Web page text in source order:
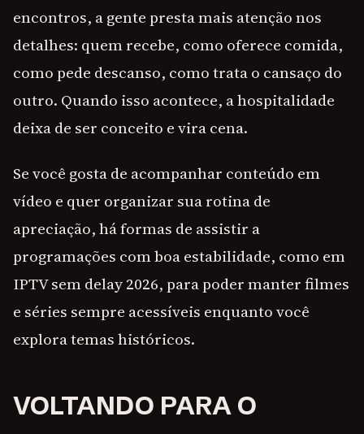
encontros, a gente presta mais atenção nos
detalhes: quem recebe, como oferece comida,
como pede descanso, como trata o cansaço do
outro. Quando isso acontece, a hospitalidade
deixa de ser conceito e vira cena.
Se você gosta de acompanhar conteúdo em
vídeo e quer organizar sua rotina de
apreciação, há formas de assistir a
programações com boa estabilidade, como em
IPTV sem delay 2026, para poder manter filmes
e séries sempre acessíveis enquanto você
explora temas históricos.
VOLTANDO PARA O